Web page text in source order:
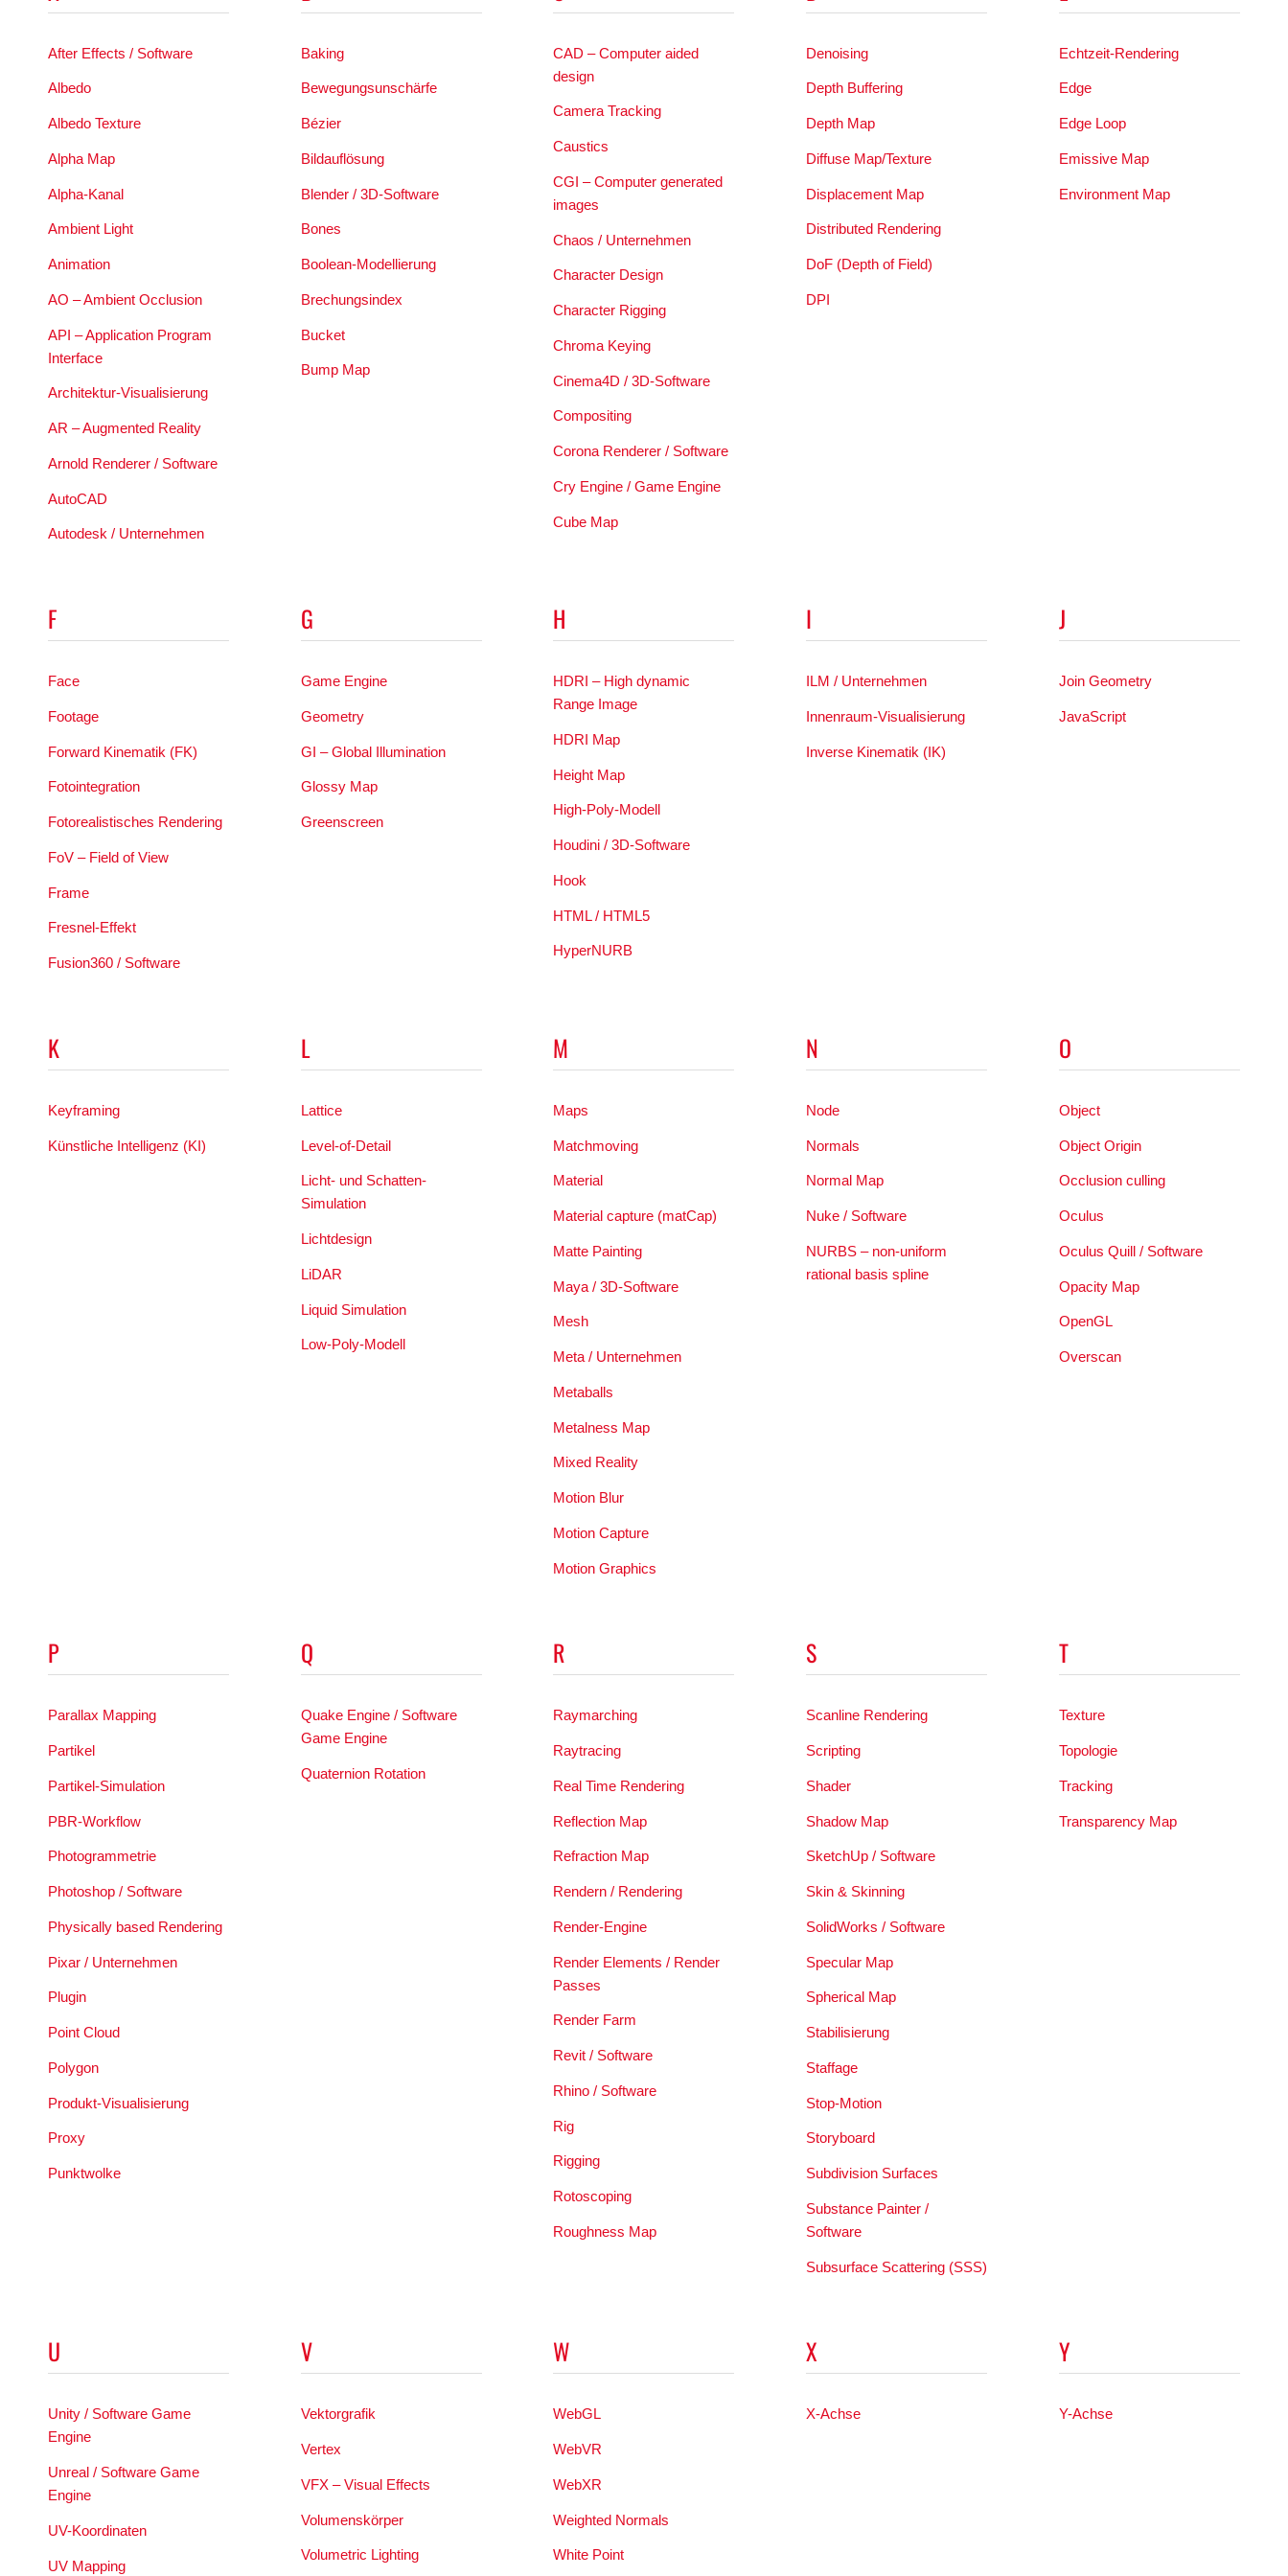
After Effects / Software
Albedo
Albedo Texture
Alpha Map
Alpha-Kanal
Ambient Light
Animation
AO – Ambient Occlusion
API – Application Program
Interface
Architektur-Visualisierung
AR – Augmented Reality
Arnold Renderer / Software
AutoCAD
Autodesk / Unternehmen
Baking
Bewegungsunschärfe
Bézier
Bildauflösung
Blender / 3D-Software
Bones
Boolean-Modellierung
Brechungsindex
Bucket
Bump Map
CAD – Computer aided
design
Camera Tracking
Caustics
CGI – Computer generated
images
Chaos / Unternehmen
Character Design
Character Rigging
Chroma Keying
Cinema4D / 3D-Software
Compositing
Corona Renderer / Software
Cry Engine / Game Engine
Cube Map
Denoising
Depth Buffering
Depth Map
Diffuse Map/Texture
Displacement Map
Distributed Rendering
DoF (Depth of Field)
DPI
Echtzeit-Rendering
Edge
Edge Loop
Emissive Map
Environment Map
F
Face
Footage
Forward Kinematik (FK)
Fotointegration
Fotorealistisches Rendering
FoV – Field of View
Frame
Fresnel-Effekt
Fusion360 / Software
G
Game Engine
Geometry
GI – Global Illumination
Glossy Map
Greenscreen
H
HDRI – High dynamic
Range Image
HDRI Map
Height Map
High-Poly-Modell
Houdini / 3D-Software
Hook
HTML / HTML5
HyperNURB
I
ILM / Unternehmen
Innenraum-Visualisierung
Inverse Kinematik (IK)
J
Join Geometry
JavaScript
K
Keyframing
Künstliche Intelligenz (KI)
L
Lattice
Level-of-Detail
Licht- und Schatten-
Simulation
Lichtdesign
LiDAR
Liquid Simulation
Low-Poly-Modell
M
Maps
Matchmoving
Material
Material capture (matCap)
Matte Painting
Maya / 3D-Software
Mesh
Meta / Unternehmen
Metaballs
Metalness Map
Mixed Reality
Motion Blur
Motion Capture
Motion Graphics
N
Node
Normals
Normal Map
Nuke / Software
NURBS – non-uniform
rational basis spline
O
Object
Object Origin
Occlusion culling
Oculus
Oculus Quill / Software
Opacity Map
OpenGL
Overscan
P
Parallax Mapping
Partikel
Partikel-Simulation
PBR-Workflow
Photogrammetrie
Photoshop / Software
Physically based Rendering
Pixar / Unternehmen
Plugin
Point Cloud
Polygon
Produkt-Visualisierung
Proxy
Punktwolke
Q
Quake Engine / Software
Game Engine
Quaternion Rotation
R
Raymarching
Raytracing
Real Time Rendering
Reflection Map
Refraction Map
Rendern / Rendering
Render-Engine
Render Elements / Render
Passes
Render Farm
Revit / Software
Rhino / Software
Rig
Rigging
Rotoscoping
Roughness Map
S
Scanline Rendering
Scripting
Shader
Shadow Map
SketchUp / Software
Skin & Skinning
SolidWorks / Software
Specular Map
Spherical Map
Stabilisierung
Staffage
Stop-Motion
Storyboard
Subdivision Surfaces
Substance Painter /
Software
Subsurface Scattering (SSS)
T
Texture
Topologie
Tracking
Transparency Map
U
Unity / Software Game
Engine
Unreal / Software Game
Engine
UV-Koordinaten
UV Mapping
V
Vektorgrafik
Vertex
VFX – Visual Effects
Volumenskörper
Volumetric Lighting
W
WebGL
WebVR
WebXR
Weighted Normals
White Point
X
X-Achse
Y
Y-Achse